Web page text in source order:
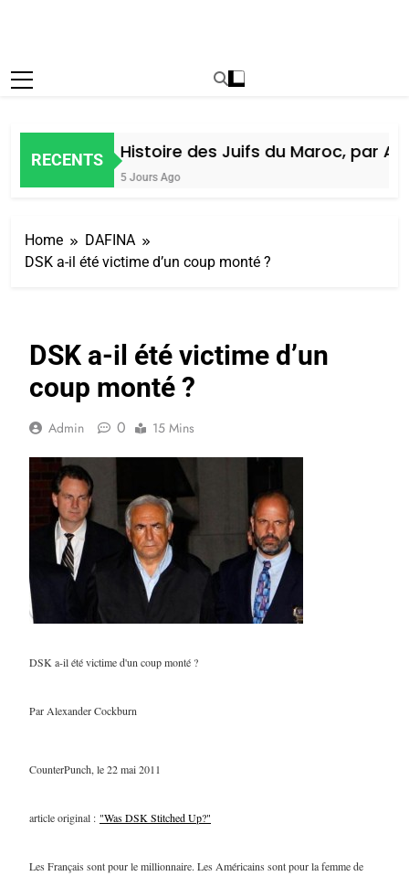
RECENTSHistoire des Juifs du Maroc, par Alain
5 Jours Ago
Home
DAFINA
DSK a-il été victime d’un coup monté ?
DSK a-il été victime d’un
coup monté ?
Admin 0 15 Mins
DSK a-il été victime d'un coup monté ?
Par Alexander Cockburn
CounterPunch, le 22 mai 2011
article original : "Was DSK Stitched Up?"
Les Français sont pour le millionnaire. Les Américains sont pour la femme de